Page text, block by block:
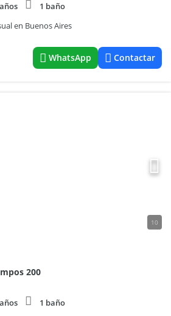
1 baño
en Buenos Aires
WhatsApp Contactar
10
200
1 baño